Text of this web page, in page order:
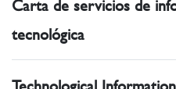
Carta de servicios de
tecnológica